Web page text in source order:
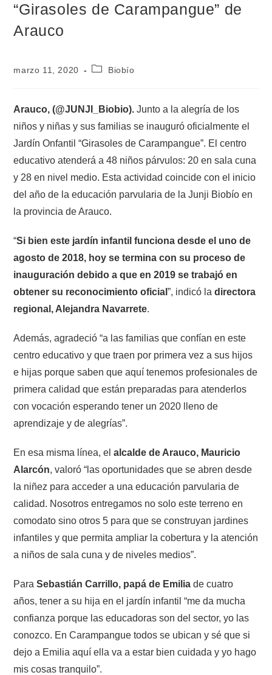
“Girasoles de Carampangue” de
Arauco
marzo 11, 2020 Biobío
Arauco, (@JUNJI_Biobio). Junto a la alegría de los
niños y niñas y sus familias se inauguró oficialmente el
Jardín Onfantil “Girasoles de Carampangue”. El centro
educativo atenderá a 48 niños párvulos: 20 en sala cuna
y 28 en nivel medio. Esta actividad coincide con el inicio
del año de la educación parvularia de la Junji Biobío en
la provincia de Arauco.
“Si bien este jardín infantil funciona desde el uno de
agosto de 2018, hoy se termina con su proceso de
inauguración debido a que en 2019 se trabajó en
obtener su reconocimiento oficial”, indicó ladirectora
regional, Alejandra Navarrete.
Además, agradeció “a las familias que confían en este
centro educativo y que traen por primera vez a sus hijos
e hijas porque saben que aquí tenemos profesionales de
primera calidad que están preparadas para atenderlos
con vocación esperando tener un 2020 lleno de
aprendizaje y de alegrías”.
En esa misma línea, elalcalde de Arauco, Mauricio
Alarcón, valoró “las oportunidades que se abren desde
la niñez para acceder a una educación parvularia de
calidad. Nosotros entregamos no solo este terreno en
comodato sino otros 5 para que se construyan jardines
infantiles y que permita ampliar la cobertura y la atención
a niños de sala cuna y de niveles medios”.
ParaSebastián Carrillo, papá de Emilia de cuatro
años, tener a su hija en el jardín infantil “me da mucha
confianza porque las educadoras son del sector, yo las
conozco. En Carampangue todos se ubican y sé que si
dejo a Emilia aquí ella va a estar bien cuidada y yo hago
mis cosas tranquilo”.